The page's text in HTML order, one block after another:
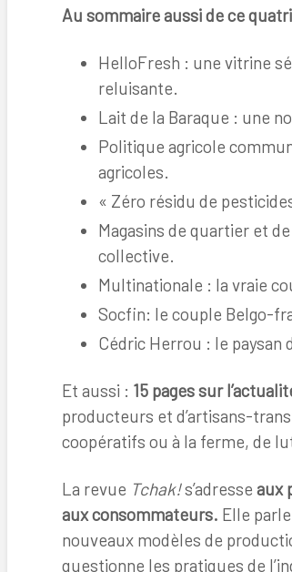
Au sommaire aussi de ce
HelloFresh : une vitrine
reluisante.
Lait de la Baraque : une
Politique agricole
agricoles.
« Zéro résidu de
Magasins de quartier et
collective.
Multinationale : la vraie
Socfin: le couple Belgo-
Cédric Herrou : le paysan
Et aussi : 15 pages sur
producteurs et d’artisans-
coopératifs ou à la ferme, de
La revue Tchak!s’adresse aux
aux consommateurs. Elle
nouveaux modèles de
questionne les pratiques de